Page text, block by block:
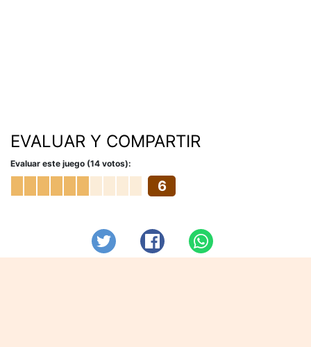
EVALUAR Y COMPARTIR
Evaluar este juego (14 votos):
6